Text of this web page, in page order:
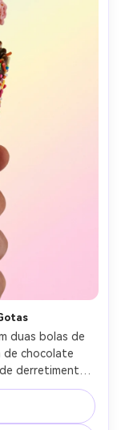
duas bolas de
de chocolate
derretimento
brilhante, fundo
IV, 50mm,
de cor vibrante,